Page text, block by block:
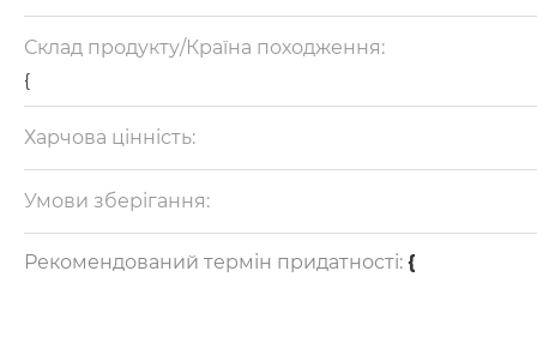
Склад продукту/Країна походження:
{
Харчова цінність:
{
Умови зберігання:
{
Рекомендований термін придатності: {